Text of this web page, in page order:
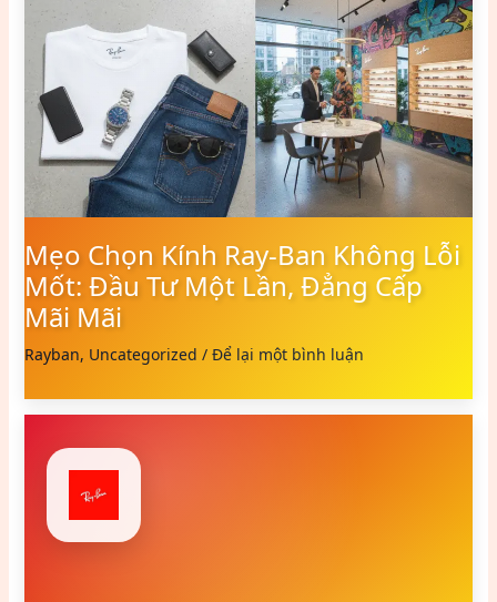
Mẹo Chọn Kính Ray-Ban Không Lỗi
Mốt: Đầu Tư Một Lần, Đẳng Cấp
Mãi Mãi
Rayban, Uncategorized / Để lại một bình luận